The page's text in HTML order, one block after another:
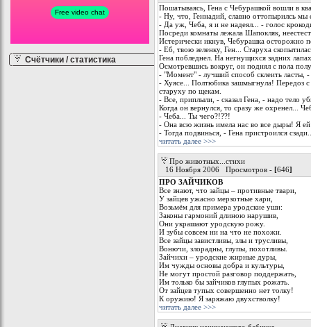
Счётчики / статистика
Пошатываясь, Гена с Чебурашкой вошли в
- Ну, что, Геннадий, славно оттопырилсь мы
- Да уж, Чеба, я и не надеял... - голос
Посреди комнаты лежала Шапокляк,
Истерически икнув, Чебурашка осторожно
- Еб, твою зеленку, Ген... Старуха
Гена побледнел. На негнущихся задних
Осмотревшись вокруг, он поднял с пола
- "Момент" - лучший способ склеить ласты, -
- Хуясе... Полтюбика зашмыгнула! Передоз с
старуху по щекам.
- Все, приплыли, - сказал Гена, - надо тело
Когда он вернулся, то сразу же охренел...
- Чеба... Ты чего?!??!
- Она всю жизнь имела нас во все дыры! Я
- Тогда подвинься, - Гена пристроился
читать далее >>>
Про животных...стихи
16 Ноября 2006 Просмотров - [646]
ПРО ЗАЙЧИКОВ
Все знают, что зайцы – противные твари,
У зайцев ужасно мерзотные хари,
Возьмём для примера уродские уши:
Законы гармоний длиною нарушив,
Они украшают уродскую рожу.
И зубы совсем ни на что не похожи.
Все зайцы завистливы, злы и трусливы,
Вонючи, злорадны, глупы, похотливы.
Зайчихи – уродские жирные дуры,
Им чужды основы добра и культуры,
Не могут простой разговор поддержать,
Им только бы зайчиков глупых рожать.
От зайцев тупых совершенно нет толку!
К оружию! Я заряжаю двухстволку!
читать далее >>>